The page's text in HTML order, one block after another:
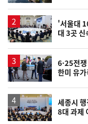
'서울대
대 3곳 신
6·25전
한미 유
세종시
8대 과제